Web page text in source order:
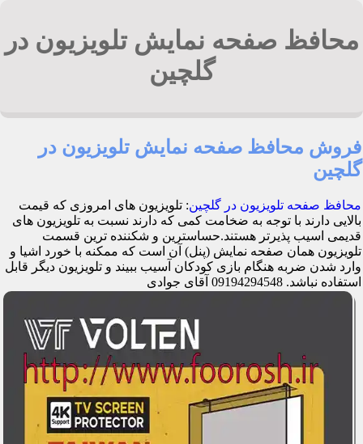
محافظ صفحه نمایش تلویزیون در
گلچین
فروش محافظ صفحه نمایش تلویزیون در
گلچین
محافظ صفحه تلویزیون در گلچین: تلویزیون های امروزی که قیمت
بالایی دارند با توجه به ضخامت کمی که دارند نسبت به تلویزیون های
قدیمی اسیب پذیرتر هستند.حساسترین و شکننده ترین قسمت
تلویزیون همان صفحه نمایش (پنل) آن است که ممکنه با خورد اشیا و
وارد شدن ضربه هنگام بازی کودکان آسیب ببیند و تلویزیون دیگر قابل
استفاده نباشد. 09194294548 آقای جوادی